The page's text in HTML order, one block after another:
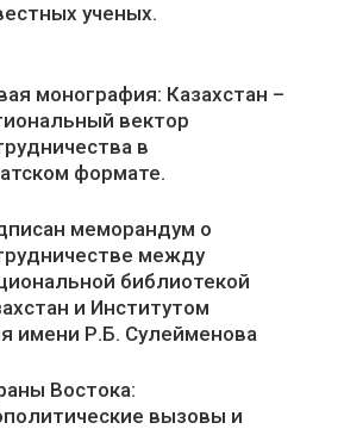
ученых.
монография: Казахстан –
вектор
в
формате.
меморандум о
между
библиотекой
и Институтом
имени Р.Б. Сулейменова
Востока:
вызовы и